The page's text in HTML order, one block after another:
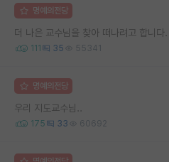
명예의전당
더 나은 교수님을 찾아 떠나려고 합니다.
111 35 55341
명예의전당
우리 지도교수님..
175 33 60692